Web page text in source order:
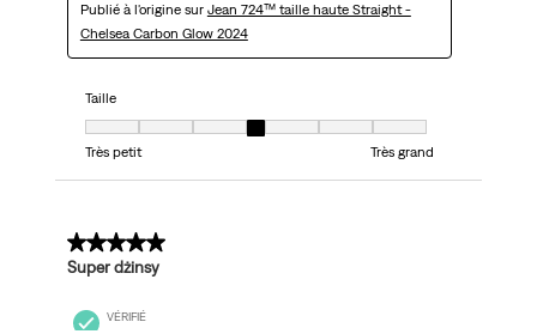
Publié à l'origine sur Jean 724™ taille haute Straight -
Chelsea Carbon Glow 2024
Taille
Taille, 4 sur 7, où 1 est égal à Très petit et 7 est égal à Très grand
Très petit
Très grand
5 sur 5 étoiles.
Super dżinsy
VÉRIFIÉ